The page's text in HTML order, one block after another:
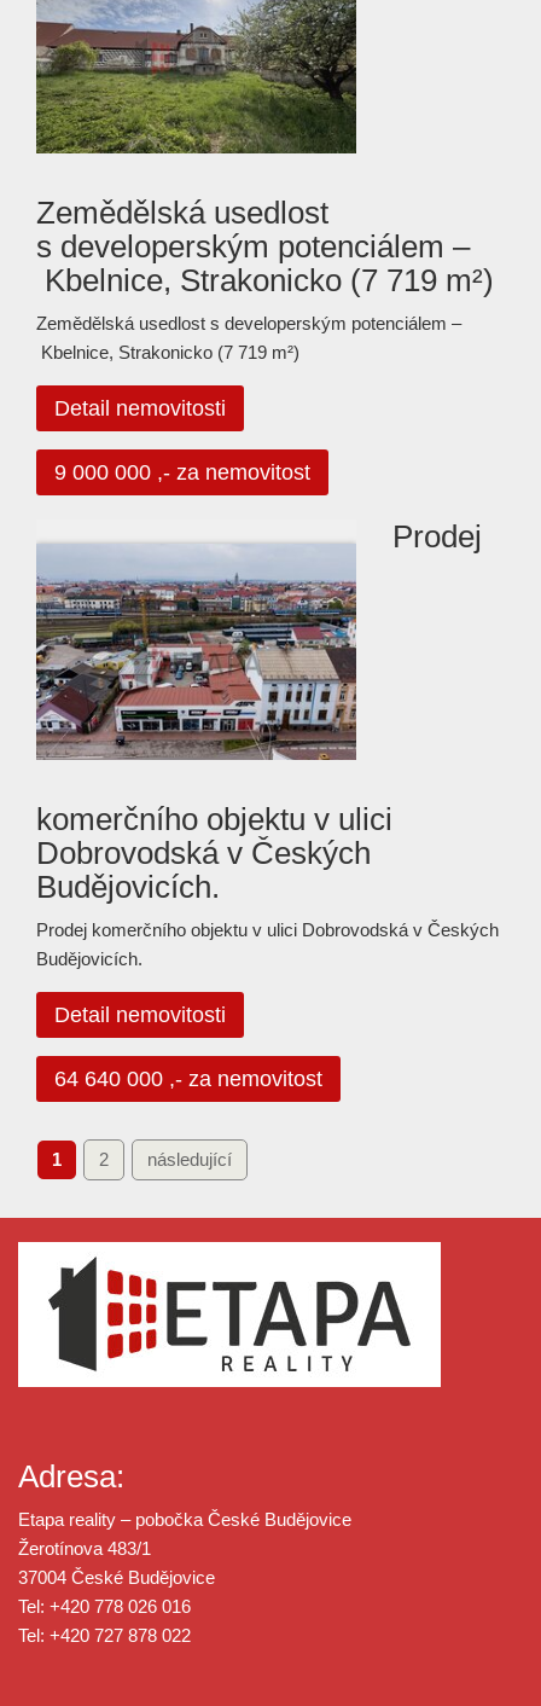
Zemědělská usedlost
s developerským potenciálem –
Kbelnice, Strakonicko (7 719 m²)
Zemědělská usedlost s developerským potenciálem –
Kbelnice, Strakonicko (7 719 m²)
Detail nemovitosti
9 000 000 ,- za nemovitost
Prodej
komerčního objektu v ulici
Dobrovodská v Českých
Budějovicích.
Prodej komerčního objektu v ulici Dobrovodská v Českých
Budějovicích.
Detail nemovitosti
64 640 000 ,- za nemovitost
1 2 následující
Adresa:
Etapa reality – pobočka České Budějovice
Žerotínova 483/1
37004 České Budějovice
Tel: +420 778 026 016
Tel: +420 727 878 022